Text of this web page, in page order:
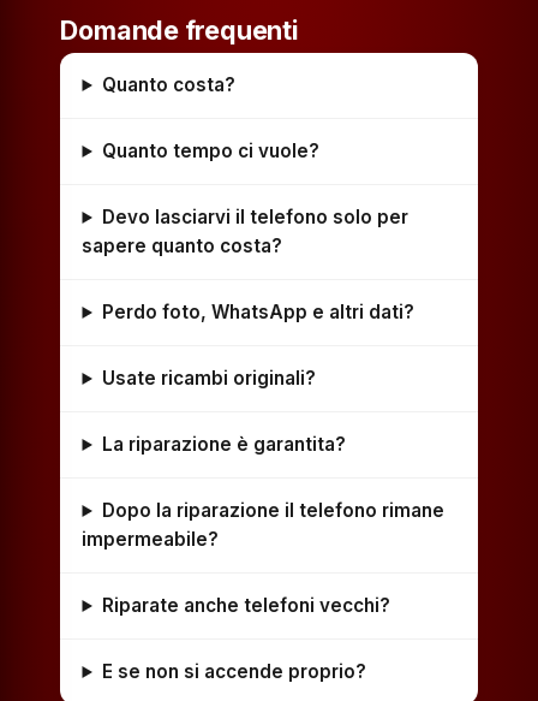
Domande frequenti
Quanto costa?
Quanto tempo ci vuole?
Devo lasciarvi il telefono solo per
sapere quanto costa?
Perdo foto, WhatsApp e altri dati?
Usate ricambi originali?
La riparazione è garantita?
Dopo la riparazione il telefono rimane
impermeabile?
Riparate anche telefoni vecchi?
E se non si accende proprio?